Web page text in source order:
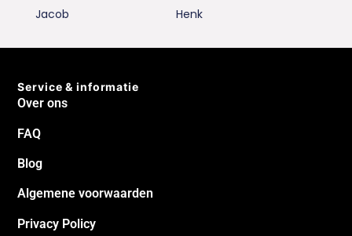
Jacob
Henk
Service & informatie
Over ons
FAQ
Blog
Algemene voorwaarden
Privacy Policy